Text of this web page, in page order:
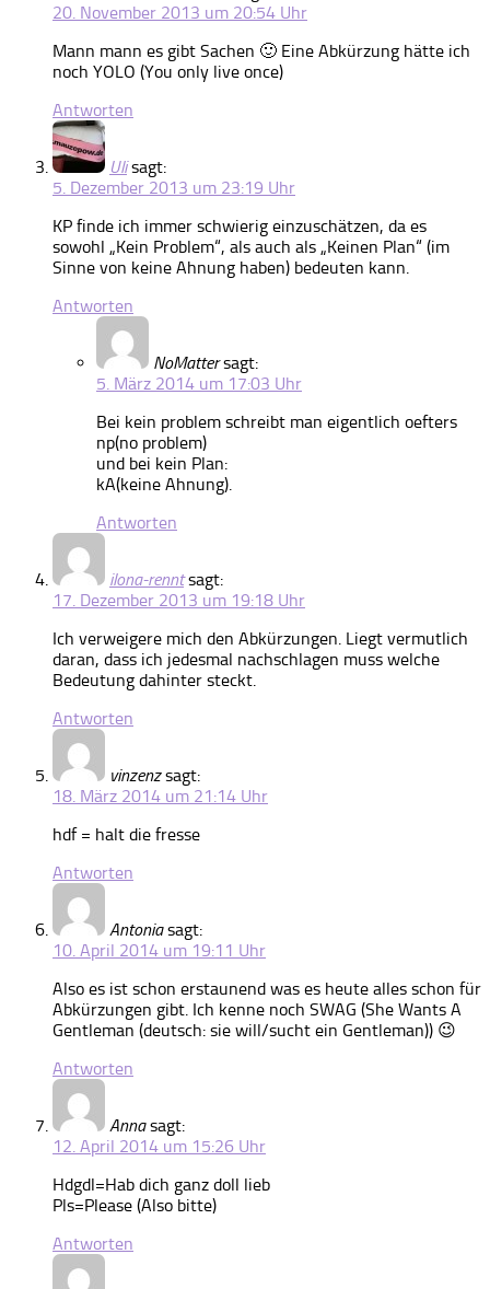
20. November 2013 um 20:54 Uhr
Mann mann es gibt Sachen 🙂 Eine Abkürzung hätte ich
noch YOLO (You only live once)
Antworten
Uli sagt:
5. Dezember 2013 um 23:19 Uhr
KP finde ich immer schwierig einzuschätzen, da es
sowohl „Kein Problem“, als auch als „Keinen Plan“ (im
Sinne von keine Ahnung haben) bedeuten kann.
Antworten
NoMatter sagt:
5. März 2014 um 17:03 Uhr
Bei kein problem schreibt man eigentlich oefters
np(no problem)
und bei kein Plan:
kA(keine Ahnung).
Antworten
ilona-rennt sagt:
17. Dezember 2013 um 19:18 Uhr
Ich verweigere mich den Abkürzungen. Liegt vermutlich
daran, dass ich jedesmal nachschlagen muss welche
Bedeutung dahinter steckt.
Antworten
vinzenz sagt:
18. März 2014 um 21:14 Uhr
hdf = halt die fresse
Antworten
Antonia sagt:
10. April 2014 um 19:11 Uhr
Also es ist schon erstaunend was es heute alles schon für
Abkürzungen gibt. Ich kenne noch SWAG (She Wants A
Gentleman (deutsch: sie will/sucht ein Gentleman)) 😉
Antworten
Anna sagt:
12. April 2014 um 15:26 Uhr
Hdgdl=Hab dich ganz doll lieb
Pls=Please (Also bitte)
Antworten